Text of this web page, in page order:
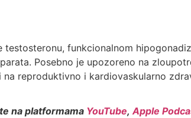
funkcionalnom
Posebno je upozoreno na
reproduktivno i kardiovaskularno
te na platformama YouTube,Apple